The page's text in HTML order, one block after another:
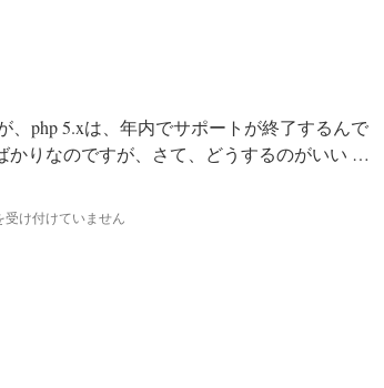
、php 5.xは、年内でサポートが終了するんで
りなのですが、さて、どうするのがいい …
受け付けていません